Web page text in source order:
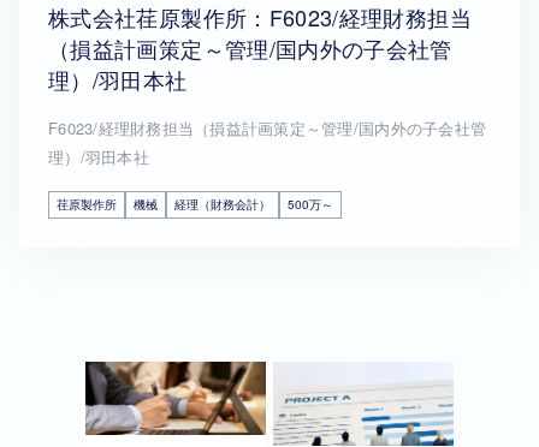
株式会社荏原製作所：F6023/経理財務担当
（損益計画策定～管理/国内外の子会社管
理）/羽田本社
F6023/経理財務担当（損益計画策定～管理/国内外の子会社管
理）/羽田本社
荏原製作所 機械 経理（財務会計） 500万～